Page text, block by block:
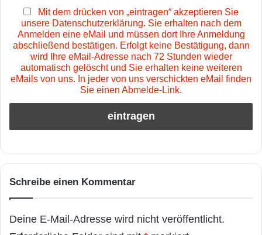
Mit dem drücken von „eintragen“ akzeptieren Sie
unsere Datenschutzerklärung. Sie erhalten nach dem
Anmelden eine eMail und müssen dort Ihre Anmeldung
abschließend bestätigen. Erfolgt keine Bestätigung, dann
wird Ihre eMail-Adresse nach 72 Stunden wieder
automatisch gelöscht und Sie erhalten keine weiteren
eMails von uns. In jeder von uns verschickten eMail finden
Sie einen Abmelde-Link.
Schreibe einen Kommentar
Deine E-Mail-Adresse wird nicht veröffentlicht.